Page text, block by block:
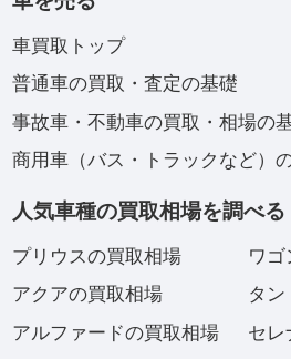
車買取トップ
普通車の買取・査定の基礎
事故車・不動車の買取・相場の
商用車（バス・トラックなど）
人気車種の買取相場を調べる
プリウスの買取相場
アクアの買取相場
アルファードの買取相場
ワ
タ
セレ